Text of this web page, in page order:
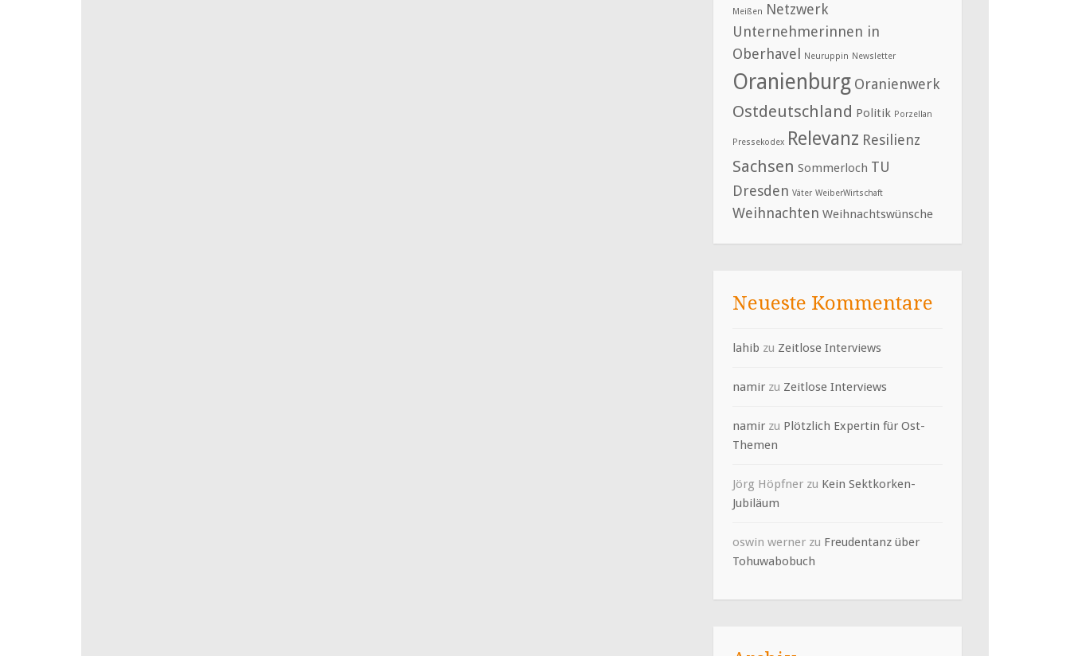
Meißen Netzwerk
Unternehmerinnen in
Oberhavel
Neuruppin Newsletter
Oranienburg Oranienwerk
Ostdeutschland Politik Porzellan
Pressekodex Relevanz Resilienz
Sachsen Sommerloch TU
Dresden Väter WeiberWirtschaft
Weihnachten Weihnachtswünsche
Neueste Kommentare
lahib zu Zeitlose Interviews
namir zu Zeitlose Interviews
namir zu Plötzlich Expertin für Ost-
Themen
Jörg Höpfner zu Kein Sektkorken-
Jubiläum
oswin werner zu Freudentanz über
Tohuwabobuch